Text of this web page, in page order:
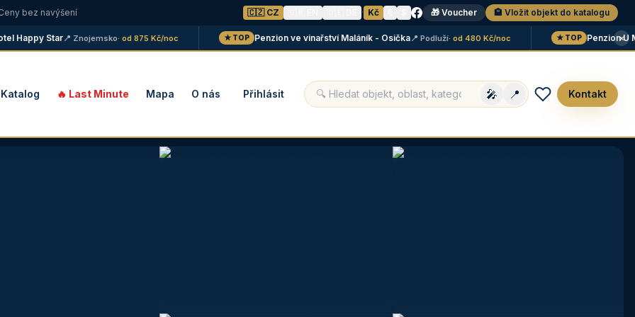
bez navýšení 🇨🇿 CZ · Kč 🎁 Voucher 🏨 Vložit objekt do katalogu
Happy Star📍 Znojemsko· od 875 Kč/noc ★ TOP Penzion ve vinařství Maláník - Osička📍 Podluží· od 480 Kč/noc ★ TOP Penzion U×
Katalog 🔥 Last Minute Mapa O nás Přihlásit 🎤 📍 Kontakt